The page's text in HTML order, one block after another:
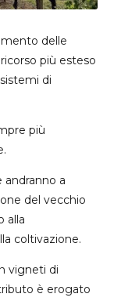
delle
più esteso
di
più
andranno a
del vecchio
alla
coltivazione.
vigneti di
è erogato